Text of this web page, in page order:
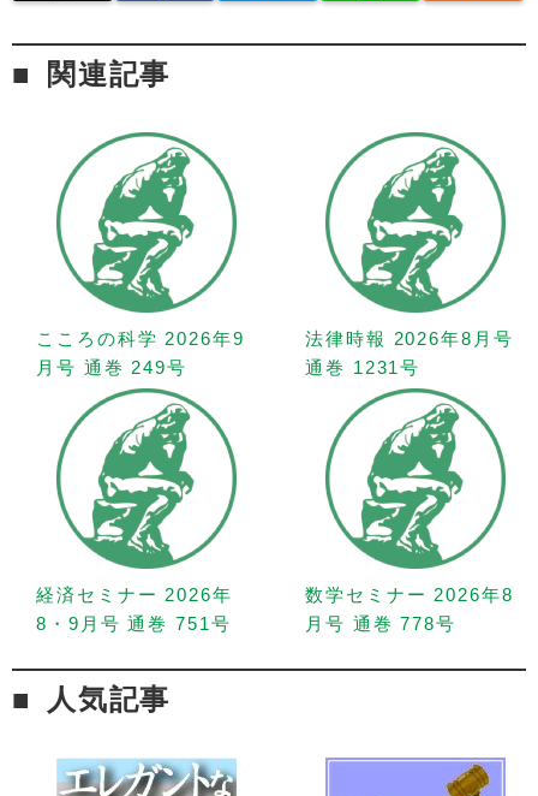
関連記事
こころの科学 2026年9
月号 通巻 249号
法律時報 2026年8月号
通巻 1231号
経済セミナー 2026年
8・9月号 通巻 751号
数学セミナー 2026年8
月号 通巻 778号
人気記事